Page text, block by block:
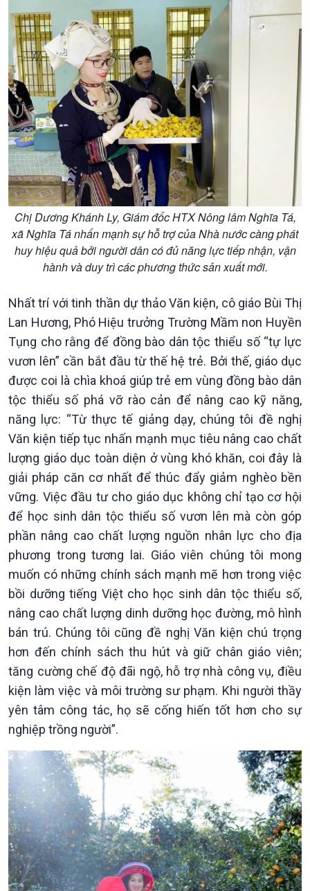
Xã hội
Tin Đời sống & Xã hội
360 độ Sức khỏe
Chuyển đổi Xanh
Tài nguyên và Môi trường
Chuyên gia của bạn
Xã hội chuyển động
Bước chân đến trường
Khoa học & Công nghệ
Tin Khoa học & Công nghệ
Kết nối công nghệ
Sống chung với biến đổi
khí hậu
Văn hoá & Du lịch
Chát với người nổi tiếng
Câu chuyện Thể thao
Video
Infographic
E-Magazine
Chị Dương Khánh Ly, Giám đốc HTX Nông lâm Nghĩa Tá,
xã Nghĩa Tá nhấn mạnh sự hỗ trợ của Nhà nước càng phát
huy hiệu quả bởi người dân có đủ năng lực tiếp nhận, vận
hành và duy trì các phương thức sản xuất mới.
Nhất trí với tinh thần dự thảo Văn kiện, cô giáo Bùi Thị
Lan Hương, Phó Hiệu trưởng Trường Mầm non Huyền
Tụng cho rằng để đồng bào dân tộc thiểu số “tự lực
vươn lên” cần bắt đầu từ thế hệ trẻ. Bởi thế, giáo dục
được coi là chìa khoá giúp trẻ em vùng đồng bào dân
tộc thiểu số phá vỡ rào cản để nâng cao kỹ năng,
năng lực: “Từ thực tế giảng dạy, chúng tôi đề nghị
Văn kiện tiếp tục nhấn mạnh mục tiêu nâng cao chất
lượng giáo dục toàn diện ở vùng khó khăn, coi đây là
giải pháp căn cơ nhất để thúc đẩy giảm nghèo bền
vững. Việc đầu tư cho giáo dục không chỉ tạo cơ hội
để học sinh dân tộc thiểu số vươn lên mà còn góp
phần nâng cao chất lượng nguồn nhân lực cho địa
phương trong tương lai. Giáo viên chúng tôi mong
muốn có những chính sách mạnh mẽ hơn trong việc
bồi dưỡng tiếng Việt cho học sinh dân tộc thiểu số,
nâng cao chất lượng dinh dưỡng học đường, mô hình
bán trú. Chúng tôi cũng đề nghị Văn kiện chú trọng
hơn đến chính sách thu hút và giữ chân giáo viên;
tăng cường chế độ đãi ngộ, hỗ trợ nhà công vụ, điều
kiện làm việc và môi trường sư phạm. Khi người thầy
yên tâm công tác, họ sẽ cống hiến tốt hơn cho sự
nghiệp trồng người”.